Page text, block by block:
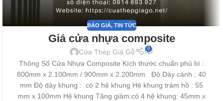
BÁO GIÁ, TIN TỨC
Giá cửa nhựa composite
Cửa Thép Giả Gỗ 0
Thông Số Cửa Nhựa Composite Kích thước chuẩn phủ bì :
800mm x 2.100mm / 900mm x 2.200mm . Độ Dày cánh : 40
mm Độ dày khung : có 2 hệ khung Hệ khung trám hồ : 55
mm x 100mm Hệ khung Tăng giảm:có 4 hệ khung: 45mm x